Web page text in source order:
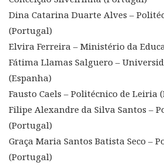
Dina Catarina Duarte Alves –
(Portugal)
Elvira Ferreira – Ministério da
Fátima Llamas Salguero –
(Espanha)
Fausto Caels – Politécnico de Leiria
Filipe Alexandre da Silva Santos –
(Portugal)
Graça Maria Santos Batista Seco –
(Portugal)